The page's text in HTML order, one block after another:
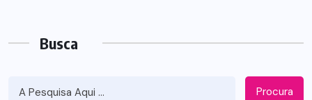
Busca
Procura